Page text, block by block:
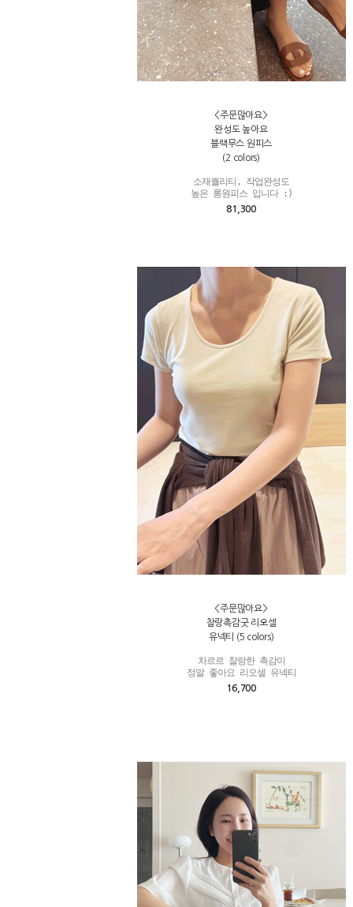
<주문많아요>
완성도 높아요
블랙무스 원피스
(2 colors)
소재퀄리티, 작업완성도
높은 롱원피스 입니다 :)
81,300
<주문많아요>
찰랑촉감굿 리오셀
유넥티 (5 colors)
차르르 찰랑한 촉감이
정말 좋아요 리오셀 유넥티
16,700